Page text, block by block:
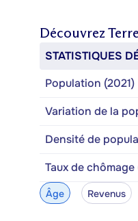
Découvrez
STATISTIQUES
Population (2021)
Variation de la
Densité de
Taux de chômage
Âge Revenus